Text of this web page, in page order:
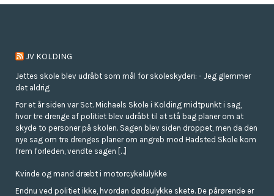
JV KOLDING
Jettes skole blev udråbt som mål for skoleskyderi: - Jeg glemmer
det aldrig
For et år siden var Sct. Michaels Skole i Kolding midtpunkt i sag,
hvor tre drenge af politiet blev udråbt til at stå bag planer om at
skyde to personer på skolen. Sagen blev siden droppet, men da den
nye sag om tre drenges planer om angreb mod Hadsted Skole kom
frem forleden, vendte sagen […]
Kvinde og mand dræbt i motorcykelulykke
Endnu ved politiet ikke, hvordan dødsulykke skete. De pårørende er